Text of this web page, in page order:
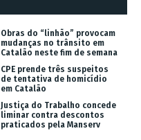
Obras do “linhão” provocam
mudanças no trânsito em
Catalão neste fim de semana
CPE prende três suspeitos
de tentativa de homicídio
em Catalão
Justiça do Trabalho concede
liminar contra descontos
praticados pela Manserv